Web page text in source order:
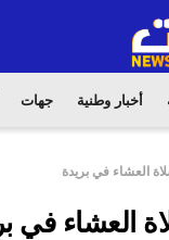
أخبار وطنية جهات
العشاء في بريدة
العشاء في